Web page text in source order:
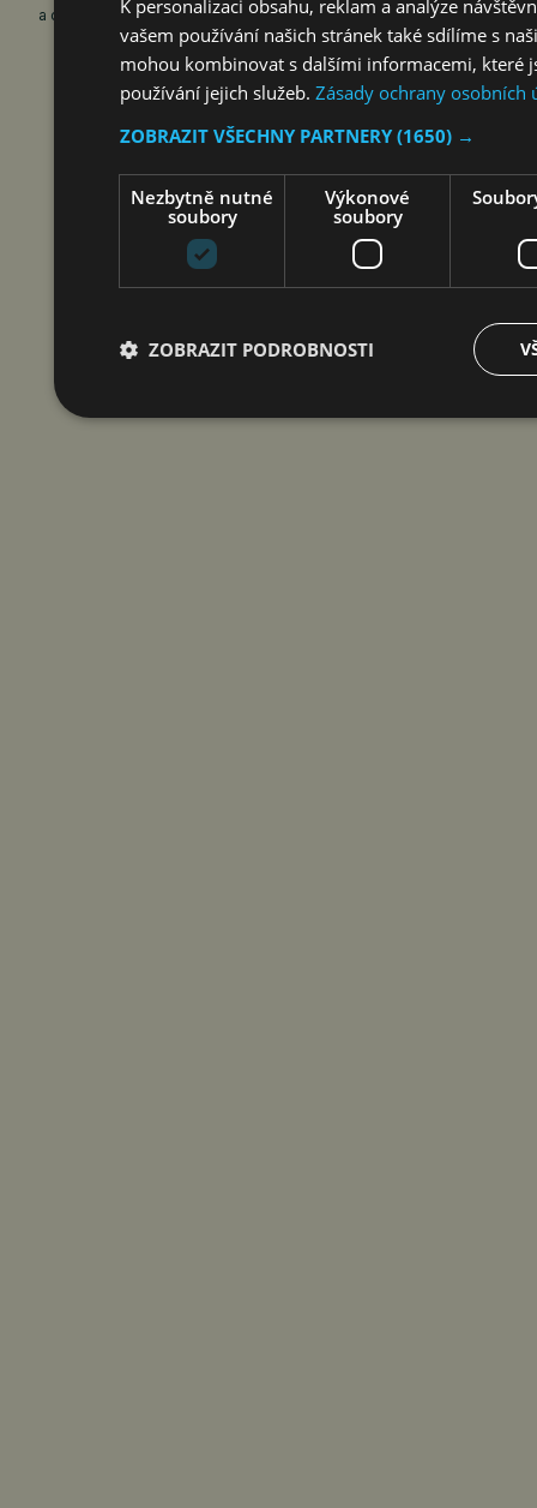
a obrázky jsou ilustrační, nikoliv reportážní.
K personalizaci obsahu, reklam a analýze
vašem používání našich stránek také sdílíme s
mohou kombinovat s dalšími informacemi, které
používání jejich služeb. Zásady ochrany osobních
ZOBRAZIT VŠECHNY PARTNERY(1650) →
Nezbytně nutné
soubory
Výkonové
soubory
ZOBRAZIT PODROBNOSTI